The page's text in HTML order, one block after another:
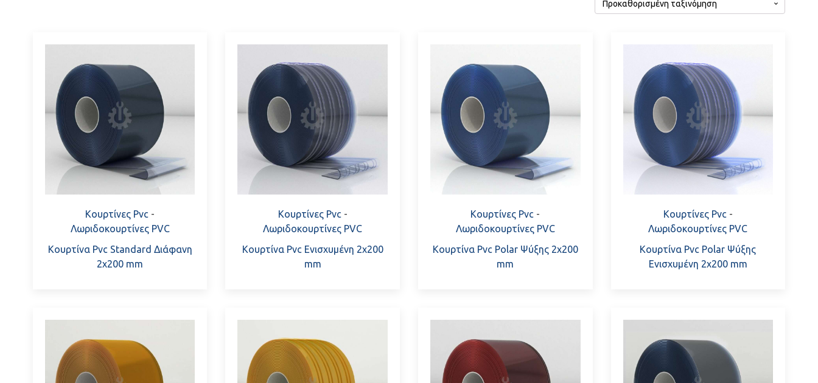
εργοστασίων, προσφέροντας αξιόπιστη προστασία, βελτιωμένη διαχείριση του χώρου και ενίσχυση της
Κουρτίνες Pvc -
Λωριδοκουρτίνες PVC
Κουρτίνα Pvc Standard Διάφανη
2x200 mm
Κουρτίνες Pvc-
Λωριδοκουρτίνες PVC
Κουρτίνα Pvc Ενισχυμένη 2x200
mm
Κουρτίνες Pvc -
Λωριδοκουρτίνες PVC
Κουρτίνα Pvc Polar Ψύξης 2x200
mm
Κουρτίνες Pvc-
Λωριδοκουρτίνες PVC
Κουρτίνα Pvc Polar Ψύξης
Ενισχυμένη 2x200 mm